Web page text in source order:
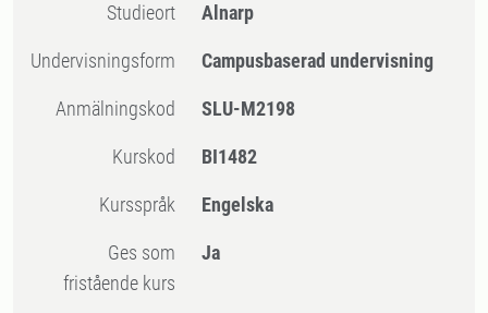
Studieort Alnarp
Undervisningsform Campusbaserad undervisning
Anmälningskod SLU-M2198
Kurskod BI1482
Kursspråk Engelska
Ges som
fristående kurs
Ja